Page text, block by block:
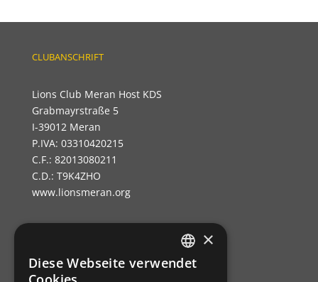
CLUBANSCHRIFT
Lions Club Meran Host KDS
Grabmayrstraße 5
I-39012 Meran
P.IVA: 03310420215
C.F.: 82013080211
C.D.: T9K4ZHO
www.lionsmeran.org
GERMAN
×
Diese Webseite verwendet